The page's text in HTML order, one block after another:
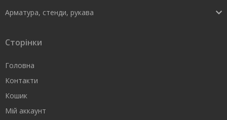
Арматура, стенди, рукава
Сторінки
Головна
Контакти
Кошик
Мій аккаунт